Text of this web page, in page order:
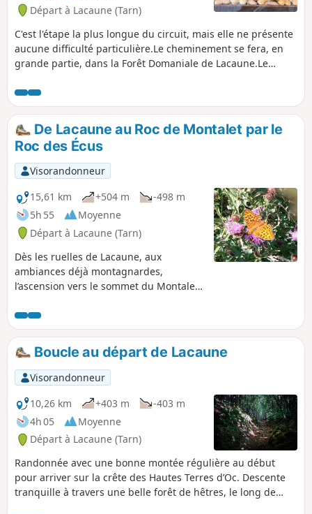
Départ à Lacaune (Tarn)
C'est l'étape la plus longue du circuit, mais elle ne présente
aucune difficulté particulière.Le cheminement se fera, en
grande partie, dans la Forêt Domaniale de Lacaune.Le
cristallin, presque tout au long du chemin.Vous pourrez
envisager une pause méridienne sur ses abords, aux côtés
d'un petit pont.
De Lacaune au Roc de Montalet par le
Roc des Écus
Visorandonneur
15,61 km
+504 m
-498 m
5h 55
Moyenne
Départ à Lacaune (Tarn)
Dès les ruelles de Lacaune, aux
ambiances déjà montagnardes,
l’ascension vers le sommet du Montalet
hêtraies magnifiques. Le Pic de
Montalet culmine à 1259 m. Une
journée randonnée et bol d’air pour
"s’espanter" de la beauté du paysage.
Depuis le Rocher de la Vierge, la vue à
360°, sur le Massif Central, est à couper
le souffle.
Boucle au départ de Lacaune
Visorandonneur
10,26 km
+403 m
-403 m
4h 05
Moyenne
Départ à Lacaune (Tarn)
Randonnée avec une bonne montée régulière au début
pour arriver sur la crête des Hautes Terres d’Oc. Descente
tranquille à travers une belle forêt de hêtres, le long de